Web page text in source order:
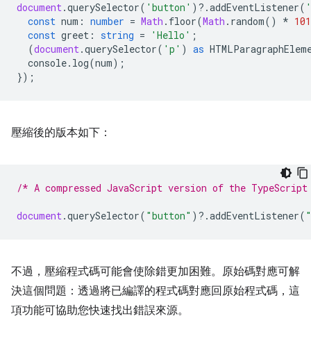
document.querySelector( 'button' ) ? .addEventListener(
const num : number = Math . floor(Math . random() * 101
const greet : string = 'Hello' ;
(document.querySelector( 'p' ) as
console. log(num);
});
壓縮後的版本如下：
/* A compressed JavaScript version of the
document.querySelector( "button" ) ? .addEventListener(
不過，壓縮程式碼可能會使除錯更加困難。原始碼對應可解
決這個問題：透過將已編譯的程式碼對應回原始程式碼，這
項功能可協助您快速找出錯誤來源。